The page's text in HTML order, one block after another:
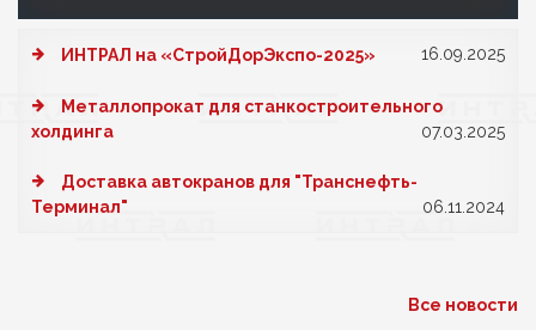
ИНТРАЛ на «СтройДорЭкспо-2025» 16.09.2025
Металлопрокат для станкостроительного
холдинга
07.03.2025
Доставка автокранов для "Транснефть-
Терминал"
06.11.2024
Все новости